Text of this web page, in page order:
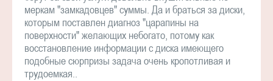
меркам "замкадовцев" суммы. Да и браться за диски,
которым поставлен диагноз "царапины на
поверхности" желающих небогато, потому как
восстановление информации с диска имеющего
подобные сюрпризы задача очень кропотливая и
трудоемкая..